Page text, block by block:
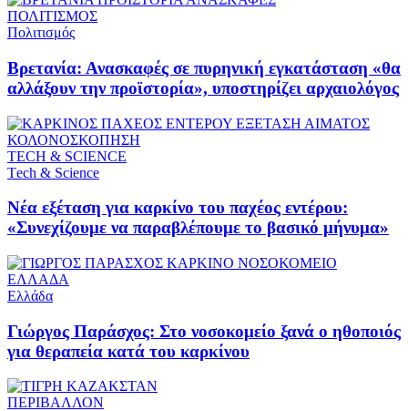
ΠΟΛΙΤΙΣΜΟΣ
Πολιτισμός
Βρετανία: Ανασκαφές σε πυρηνική εγκατάσταση «θα
αλλάξουν την προϊστορία», υποστηρίζει αρχαιολόγος
ΤECH & SCIENCE
Τech & Science
Νέα εξέταση για καρκίνο του παχέος εντέρου:
«Συνεχίζουμε να παραβλέπουμε το βασικό μήνυμα»
ΕΛΛΑΔΑ
Ελλάδα
Γιώργος Παράσχος: Στο νοσοκομείο ξανά ο ηθοποιός
για θεραπεία κατά του καρκίνου
ΠΕΡΙΒΑΛΛΟΝ